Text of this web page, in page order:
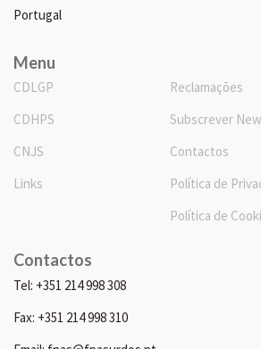
Portugal
Menu
CDLGP
CDHPS
CNJS
Links
Reclamações
Subscrever
Contactos
Política de
Política de
Contactos
Tel: +351 214 998 308
Fax: +351 214 998 310